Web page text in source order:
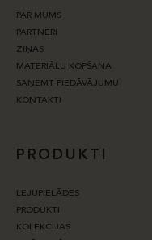
PAR MUMS
PARTNERI
ZIŅAS
MATERIĀLU KOPŠANA
SAŅEMT PIEDĀVĀJUMU
KONTAKTI
PRODUKTI
LEJUPIELĀDES
PRODUKTI
KOLEKCIJAS